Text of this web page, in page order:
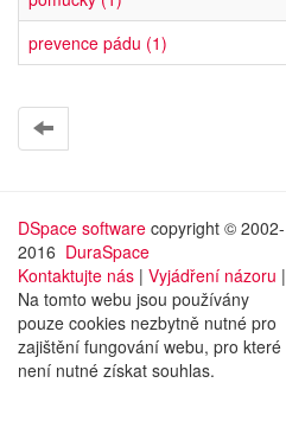
prevence pádu (1)
DSpace software copyright © 2002-
2016 DuraSpace
Kontaktujte nás | Vyjádření názoru |
Na tomto webu jsou používány
pouze cookies nezbytně nutné pro
zajištění fungování webu, pro které
není nutné získat souhlas.